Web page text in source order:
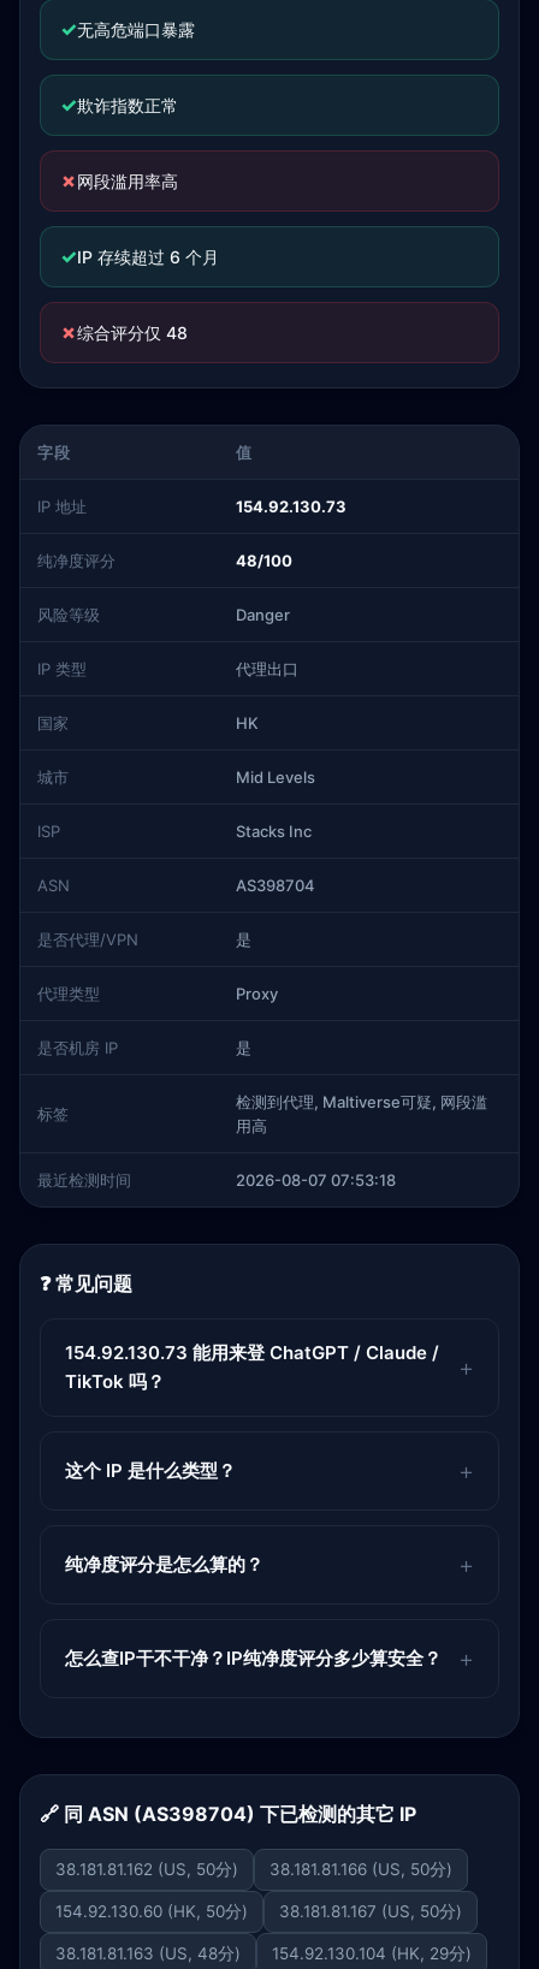
✓无高危端口暴露
✓欺诈指数正常
✗网段滥用率高
✓IP 存续超过 6 个月
✗综合评分仅 48
字段 值
IP 地址 154.92.130.73
纯净度评分 48/100
风险等级 Danger
IP 类型 代理出口
国家 HK
城市 Mid Levels
ISP Stacks Inc
ASN AS398704
是否代理/VPN 是
代理类型 Proxy
是否机房 IP 是
标签
检测到代理, Maltiverse可疑, 网段滥
用高
最近检测时间 2026-08-07 07:53:18
❓ 常见问题
154.92.130.73 能用来登 ChatGPT / Claude /
TikTok 吗？
这个 IP 是什么类型？
纯净度评分是怎么算的？
怎么查IP干不干净？IP纯净度评分多少算安全？
🔗 同 ASN (AS398704) 下已检测的其它 IP
38.181.81.162 (US, 50分) 38.181.81.166 (US, 50分)
154.92.130.60 (HK, 50分) 38.181.81.167 (US, 50分)
38.181.81.163 (US, 48分) 154.92.130.104 (HK, 29分)